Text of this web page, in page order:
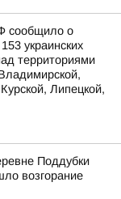
сообщило о
украинских
территориями
Липецкой,
Поддубки
возгорание